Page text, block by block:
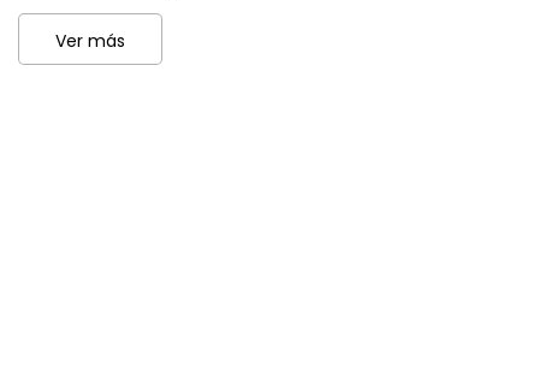
Ver más